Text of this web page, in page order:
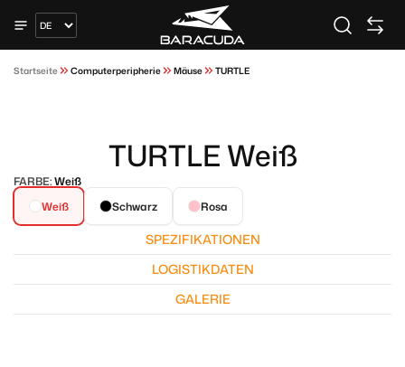
Startseite Computerperipherie Mäuse TURTLE
TURTLE Weiß
FARBE:Weiß
Weiß
Schwarz Rosa
SPEZIFIKATIONEN
LOGISTIKDATEN
GALERIE